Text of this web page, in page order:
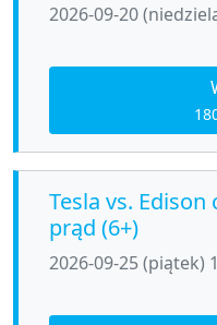
2026-09-20
Tesla vs.
prąd (6+)
2026-09-25 (piątek)